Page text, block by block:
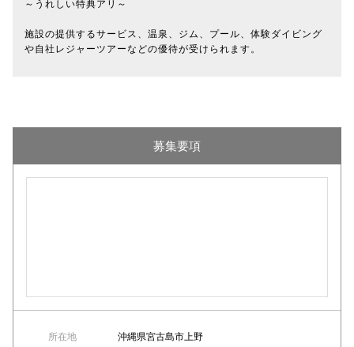
～うれしい特典アリ～
施設の提供するサービス、温泉、ジム、プール、体験ダイビング
や自社レジャーツアーなどの優待が受けられます。
募集要項
所在地 沖縄県宮古島市上野